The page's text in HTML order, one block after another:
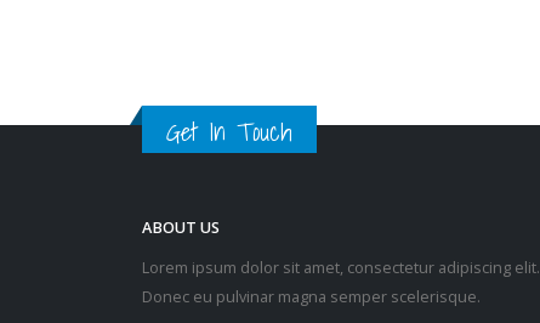
Get In Touch
ABOUT US
Lorem ipsum dolor sit amet, consectetur adipiscing elit.
Donec eu pulvinar magna semper scelerisque.